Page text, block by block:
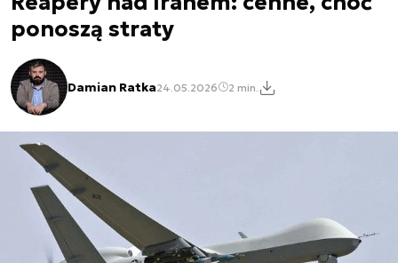
ponoszą straty
Damian Ratka24.05.2026 2 min.